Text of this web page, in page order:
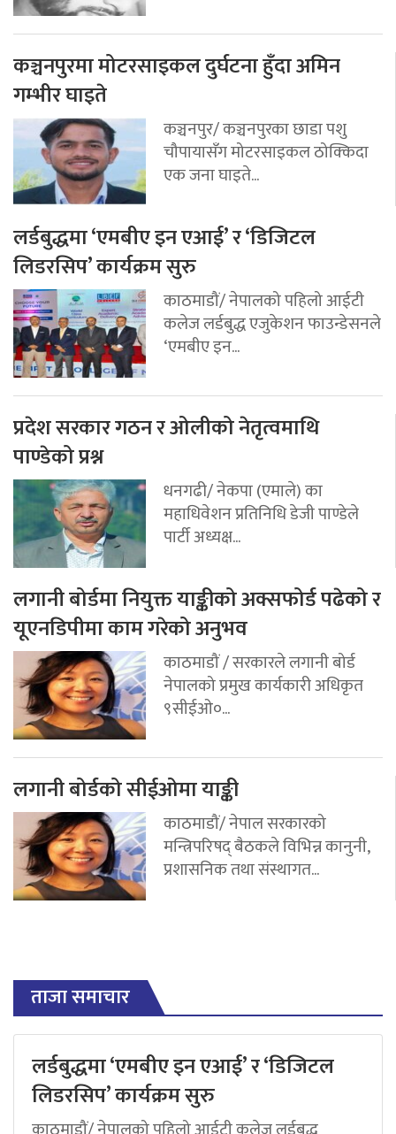
कञ्चनपुरमा मोटरसाइकल दुर्घटना हुँदा अमिन
गम्भीर घाइते
कञ्चनपुर/ कञ्चनपुरका छाडा पशु
चौपायासँग मोटरसाइकल ठोक्किदा
एक जना घाइते...
लर्डबुद्धमा ‘एमबीए इन एआई’ र ‘डिजिटल
लिडरसिप’ कार्यक्रम सुरु
काठमाडौं/ नेपालको पहिलो आईटी
कलेज लर्डबुद्ध एजुकेशन फाउन्डेसनले
‘एमबीए इन...
प्रदेश सरकार गठन र ओलीको नेतृत्वमाथि
पाण्डेको प्रश्न
धनगढी/ नेकपा (एमाले) का
महाधिवेशन प्रतिनिधि डेजी पाण्डेले
पार्टी अध्यक्ष...
लगानी बोर्डमा नियुक्त याङ्कीको अक्सफोर्ड पढेको र
यूएनडिपीमा काम गरेको अनुभव
काठमाडौं / सरकारले लगानी बोर्ड
नेपालको प्रमुख कार्यकारी अधिकृत
९सीईओ०...
लगानी बोर्डको सीईओमा याङ्की
काठमाडौं/ नेपाल सरकारको
मन्त्रिपरिषद् बैठकले विभिन्न कानुनी,
प्रशासनिक तथा संस्थागत...
ताजा समाचार
लर्डबुद्धमा ‘एमबीए इन एआई’ र ‘डिजिटल
लिडरसिप’ कार्यक्रम सुरु